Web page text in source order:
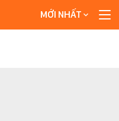
MỚI NHẤT